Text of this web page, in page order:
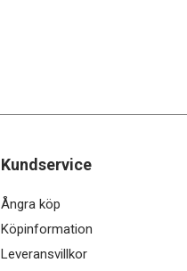
Kundservice
Ångra köp
Köpinformation
Leveransvillkor